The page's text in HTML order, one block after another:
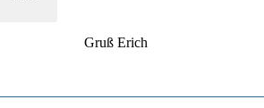
Gruß Erich